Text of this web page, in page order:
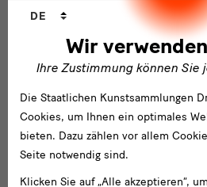
Wir
Ihre Zustimmung können Sie
Sprachwechsler
DE
Die Staatlichen Kunstsammlungen
Cookies, um Ihnen ein optimales
bieten. Dazu zählen vor allem
Seite notwendig sind.
Klicken Sie auf „Alle akzeptieren“,